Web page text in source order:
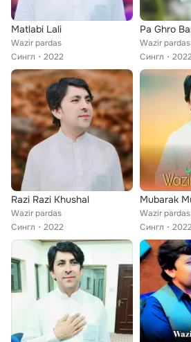
Matlabi Lali
Wazir pardas
Сингл
2022
Pa Ghro
Wazir pardas
Сингл
Razi Razi Khushal
Wazir pardas
Сингл
2022
Mubarak
Wazir pardas
Сингл